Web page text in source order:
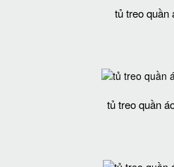
tủ treo quần
tủ treo quần